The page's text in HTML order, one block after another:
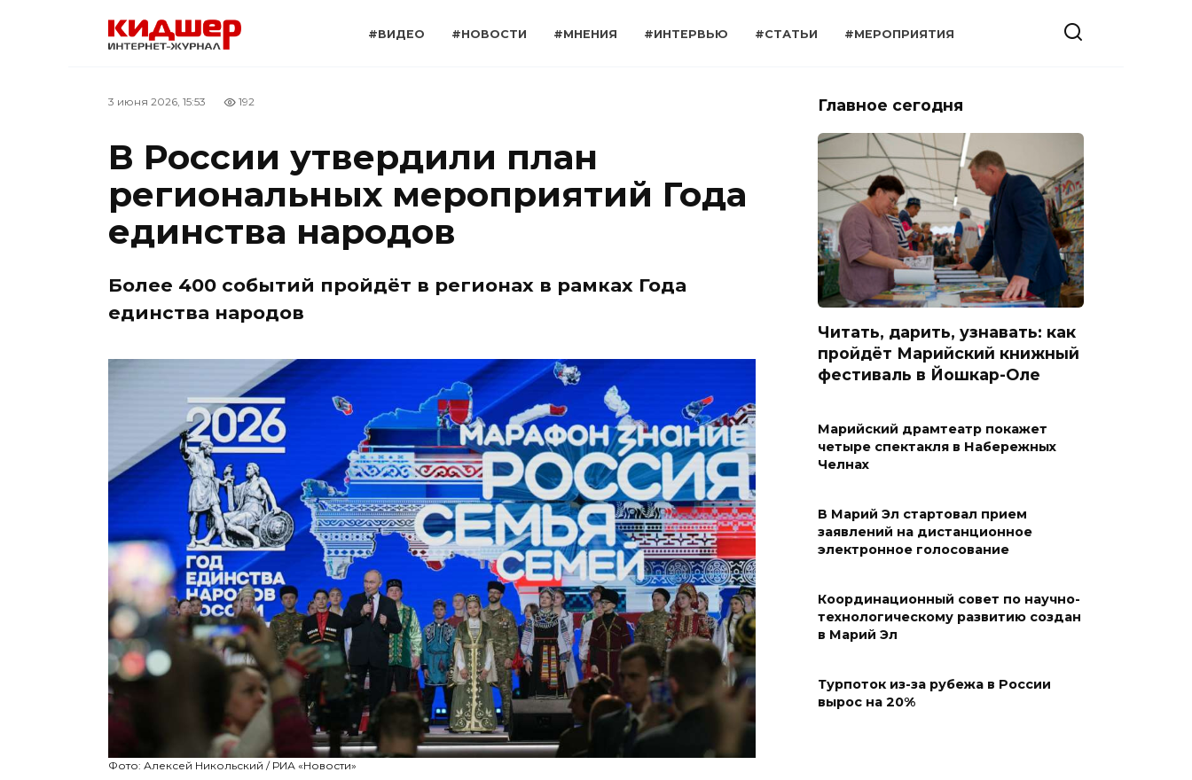
#ВИДЕО #НОВОСТИ #МНЕНИЯ #ИНТЕРВЬЮ #СТАТЬИ #МЕРОПРИЯТИЯ
3 июня 2026, 15:53 192
В России утвердили план
региональных мероприятий Года
единства народов
Более 400 событий пройдёт в регионах в рамках Года
единства народов
Фото: Алексей Никольский / РИА «Новости»
Главное сегодня
Читать, дарить, узнавать: как
пройдёт Марийский книжный
фестиваль в Йошкар-Оле
Марийский драмтеатр покажет
четыре спектакля в Набережных
Челнах
В Марий Эл стартовал прием
заявлений на дистанционное
электронное голосование
Координационный совет по научно-
технологическому развитию создан
в Марий Эл
Турпоток из-за рубежа в России
вырос на 20%